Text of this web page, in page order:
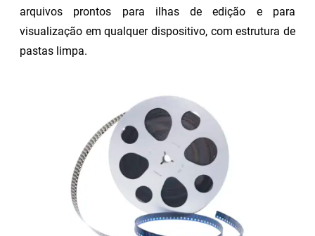
arquivos prontos para ilhas de edição e para
visualização em qualquer dispositivo, com estrutura de
pastas limpa.